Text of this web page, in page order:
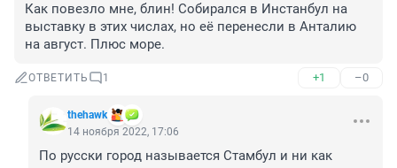
Как повезло мне, блин! Собирался в Инстанбул на
выставку в этих числах, но её перенесли в Анталию
на август. Плюс море.
ОТВЕТИТЬ 1 +1 –0
thehawk
14 ноября 2022, 17:06
По русски город называется Стамбул и ни как